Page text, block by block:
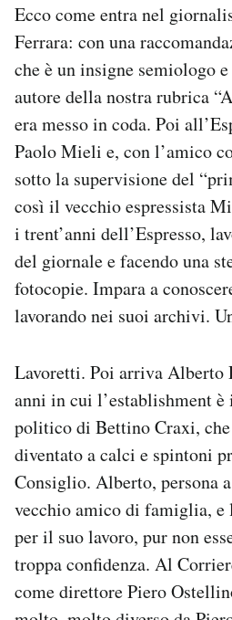
Ecco come entra nel
Ferrara: con una
che è un insigne semiologo
autore della nostra rubrica
era messo in coda. Poi
Paolo Mieli e, con l’amico
sotto la supervisione del
così il vecchio espressista
i trent’anni dell’Espresso,
del giornale e facendo una
fotocopie. Impara a
lavorando nei suoi archivi.
Lavoretti. Poi arriva Alberto
anni in cui l’establishment è
politico di Bettino Craxi,
diventato a calci e spintoni
Consiglio. Alberto, persona
vecchio amico di famiglia, e
per il suo lavoro, pur non
troppa confidenza. Al
come direttore Piero